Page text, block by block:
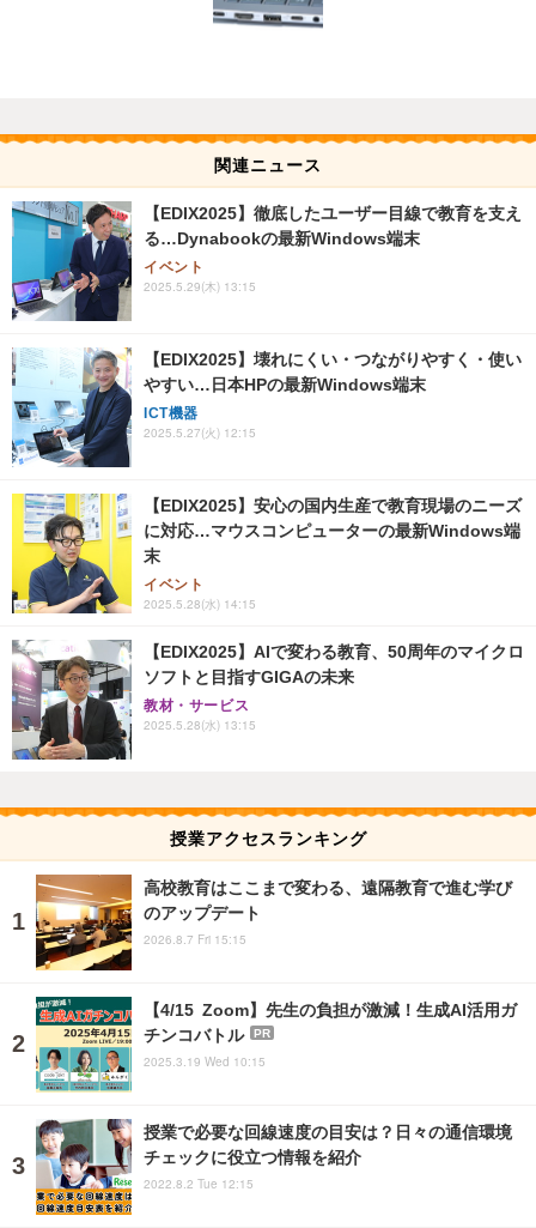
関連ニュース
【EDIX2025】徹底したユーザー目線で教育を支え
る…Dynabookの最新Windows端末
イベント
2025.5.29(木) 13:15
【EDIX2025】壊れにくい・つながりやすく・使い
やすい…日本HPの最新Windows端末
ICT機器
2025.5.27(火) 12:15
【EDIX2025】安心の国内生産で教育現場のニーズ
に対応…マウスコンピューターの最新Windows端
末
イベント
2025.5.28(水) 14:15
【EDIX2025】AIで変わる教育、50周年のマイクロ
ソフトと目指すGIGAの未来
教材・サービス
2025.5.28(水) 13:15
授業アクセスランキング
高校教育はここまで変わる、遠隔教育で進む学び
のアップデート
2026.8.7 Fri 15:15
【4/15 Zoom】先生の負担が激減！生成AI活用ガ
チンコバトル
PR
2025.3.19 Wed 10:15
授業で必要な回線速度の目安は？日々の通信環境
チェックに役立つ情報を紹介
2022.8.2 Tue 12:15